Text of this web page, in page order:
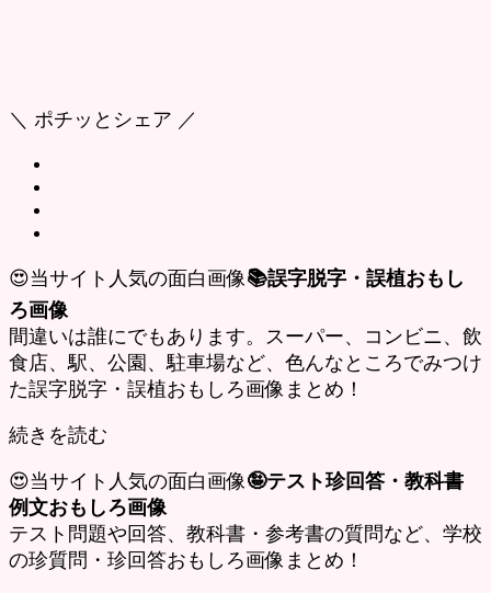
＼ ポチッとシェア ／
😍当サイト人気の面白画像 📚誤字脱字・誤植おもし
ろ画像
間違いは誰にでもあります。スーパー、コンビニ、飲
食店、駅、公園、駐車場など、色んなところでみつけ
た誤字脱字・誤植おもしろ画像まとめ！
続きを読む
😍当サイト人気の面白画像 🤪テスト珍回答・教科書
例文おもしろ画像
テスト問題や回答、教科書・参考書の質問など、学校
の珍質問・珍回答おもしろ画像まとめ！